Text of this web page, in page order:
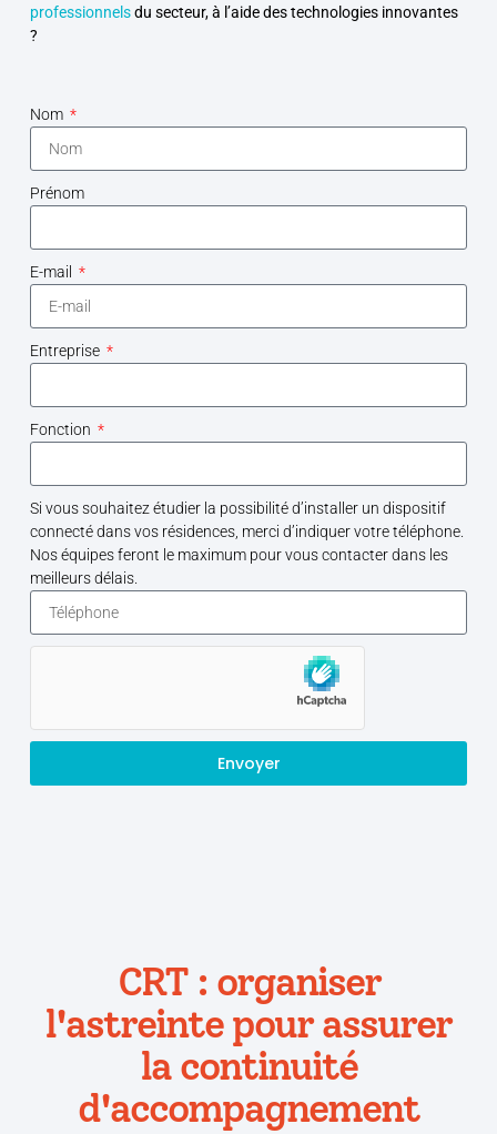
professionnelsdu secteur, à l’aide des technologies innovantes
?
Nom
Prénom
E-mail
Entreprise
Fonction
Si vous souhaitez étudier la possibilité d’installer un dispositif
connecté dans vos résidences, merci d’indiquer votre téléphone.
Nos équipes feront le maximum pour vous contacter dans les
meilleurs délais.
Envoyer
CRT : organiser
l'astreinte pour assurer
la continuité
d'accompagnement